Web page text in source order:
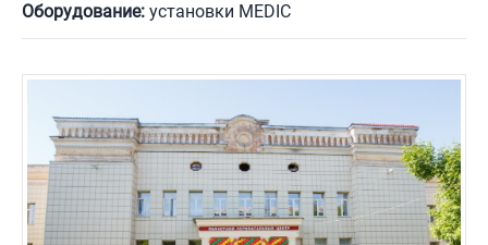
Оборудование: установки MEDIC